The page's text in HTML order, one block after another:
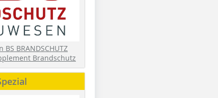
BRANDSCHUTZ
Brandschutz